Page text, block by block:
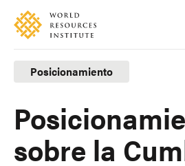
Skip
main
content
Accessibility
Posicionamiento
sobre la